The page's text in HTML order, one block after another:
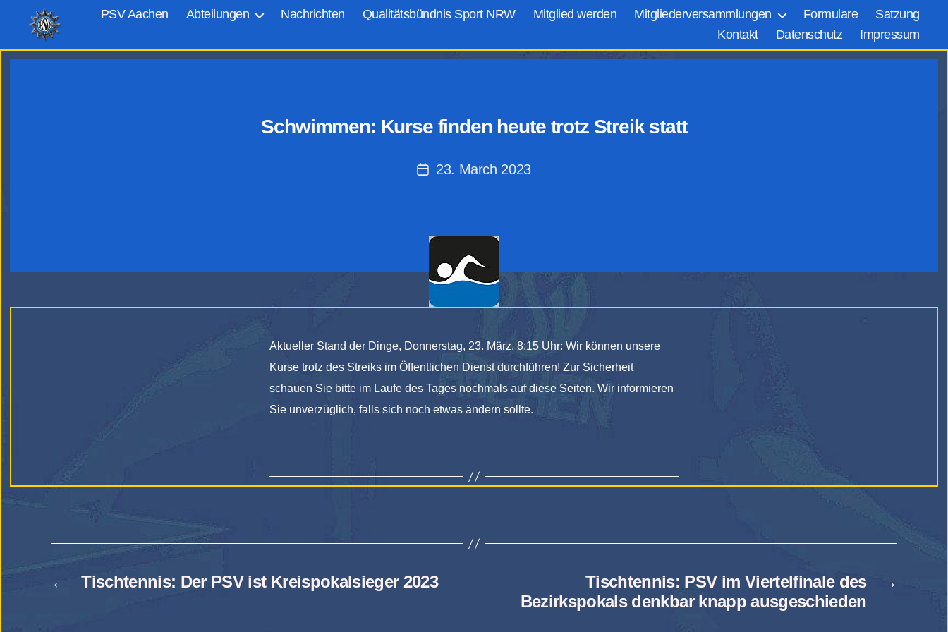
PSV
Aachen
PSV Aachen Abteilungen Nachrichten Qualitätsbündnis Sport NRW Mitglied werden Mitgliederversammlungen Formulare
Satzung
Kontakt
Datenschutz Impressum
Schwimmen: Kurse finden heute trotz Streik statt
Post23. March 2023
Aktueller Stand der Dinge, Donnerstag, 23. März, 8:15 Uhr: Wir können unsere
Kurse trotz des Streiks im Öffentlichen Dienst durchführen! Zur Sicherheit
schauen Sie bitte im Laufe des Tages nochmals auf diese Seiten. Wir informieren
Sie unverzüglich, falls sich noch etwas ändern sollte.
← Tischtennis: Der PSV ist Kreispokalsieger 2023 →
Tischtennis: PSV im Viertelfinale des
Bezirkspokals denkbar knapp ausgeschieden